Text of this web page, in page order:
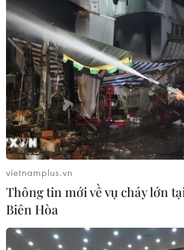
vietnamplus.vn
Thông tin mới về vụ cháy lớn
Biên Hòa